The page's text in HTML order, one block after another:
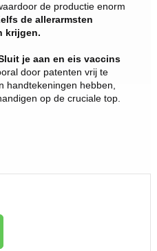
de productie enorm
de allerarmsten
krijgen.
je aan en eis vaccins
door patenten vrij te
handtekeningen hebben,
op de cruciale top.